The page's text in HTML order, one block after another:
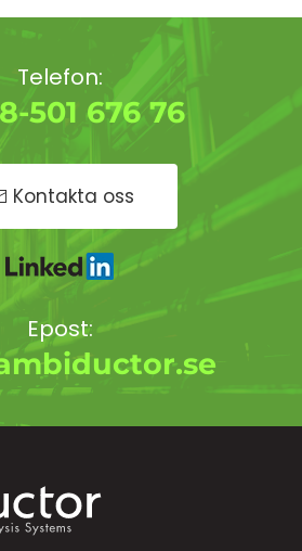
Telefon:
501 676 76
Kontakta oss
Epost: